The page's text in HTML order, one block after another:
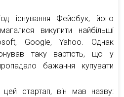
існування Фейсбук, його
викупити найбільші
Google, Yahoo. Однак
таку вартість, що у
бажання купувати
цей стартап, він мав назву: